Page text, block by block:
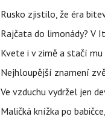
Rusko zjistilo, že éra
Rajčata do limonády? V
Kvete i v zimě a stačí
Nejhloupější znamení
Ve vzduchu vydržel jen
Maličká knížka po